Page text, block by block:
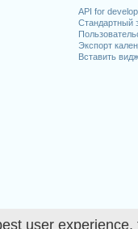
user
API for
Стандартный
Экспорт
Вставить